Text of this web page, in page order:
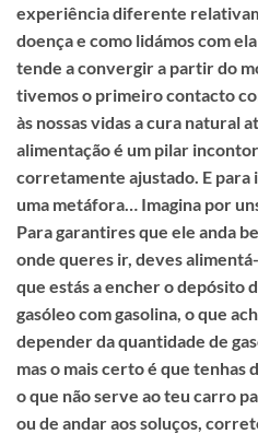
experiência diferente
doença e como lidámos com
tende a convergir a partir do
tivemos o primeiro contacto
às nossas vidas a cura natural
alimentação é um pilar
corretamente ajustado. E para
uma metáfora… Imagina por
Para garantires que ele anda
onde queres ir, deves
que estás a encher o depósito
gasóleo com gasolina, o que
depender da quantidade de
mas o mais certo é que tenhas
o que não serve ao teu carro
ou de andar aos soluços,